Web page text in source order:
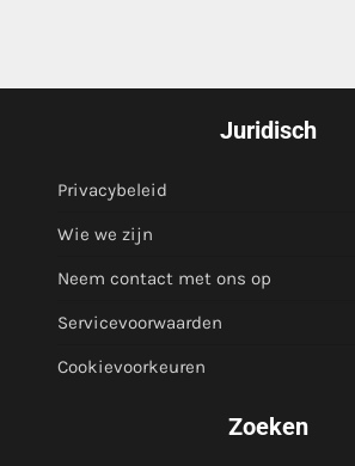
Juridisch
Privacybeleid
Wie we zijn
Neem contact met ons op
Servicevoorwaarden
Cookievoorkeuren
Zoeken